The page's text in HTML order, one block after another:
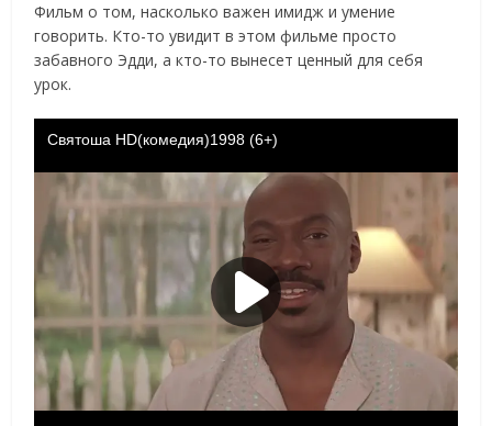
Фильм о том, насколько важен имидж и умение
говорить. Кто-то увидит в этом фильме просто
забавного Эдди, а кто-то вынесет ценный для себя
урок.